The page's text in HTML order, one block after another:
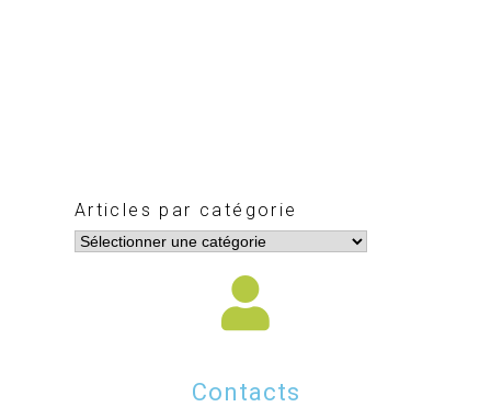
Articles par catégorie
Contacts